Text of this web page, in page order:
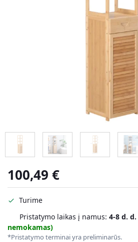
100,49 €
Turime
Pristatymo laikas į namus: 4-8 d. d.
nemokamas)
*Pristatymo terminai yra preliminarūs.